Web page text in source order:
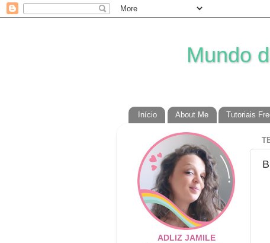
Mundo
Início About Me Tutoriais
ADLIZ JAMILE